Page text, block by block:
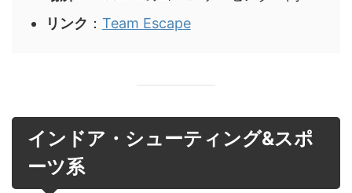
リンク ： Team Escape
インドア・シューティング&スポ
ーツ系